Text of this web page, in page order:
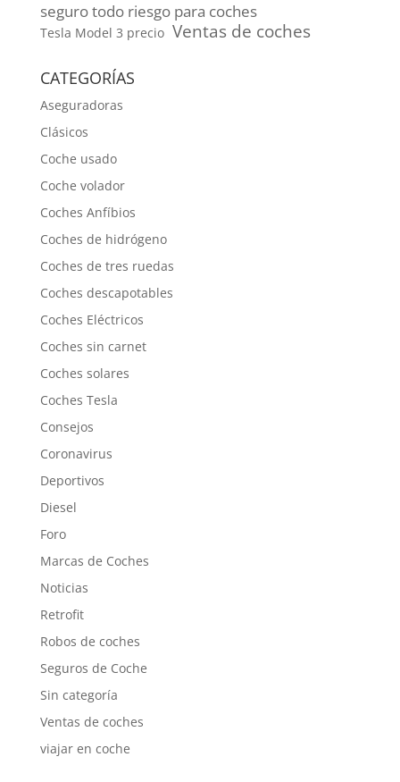
seguro todo riesgo para coches
Tesla Model 3 precio Ventas de coches
CATEGORÍAS
Aseguradoras
Clásicos
Coche usado
Coche volador
Coches Anfíbios
Coches de hidrógeno
Coches de tres ruedas
Coches descapotables
Coches Eléctricos
Coches sin carnet
Coches solares
Coches Tesla
Consejos
Coronavirus
Deportivos
Diesel
Foro
Marcas de Coches
Noticias
Retrofit
Robos de coches
Seguros de Coche
Sin categoría
Ventas de coches
viajar en coche